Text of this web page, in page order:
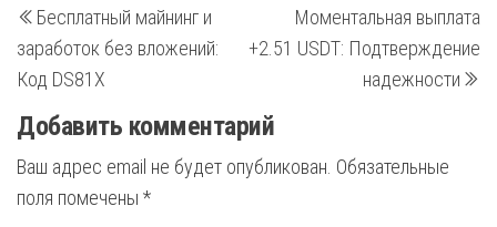
по
записям
запись
Бесплатный майнинг и
заработок без вложений:
Код DS81X
Моментальная выплата
+2.51 USDT: Подтверждение
надежности
Добавить комментарий
Ваш адрес email не будет опубликован. Обязательные
поля помечены *